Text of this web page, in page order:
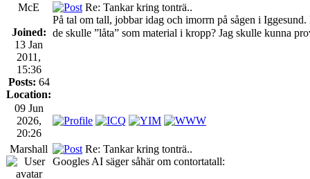
McE
Joined:
13 Jan
2011,
15:36
Posts: 64
Location:
Re: Tankar kring tonträ..
På tal om tall, jobbar idag och imorrn på sågen i
de skulle ”låta” som material i kropp? Jag skulle kunna
09 Jun
2026,
20:26
Marshall
Re: Tankar kring tonträ..
Googles AI säger såhär om contortatall: